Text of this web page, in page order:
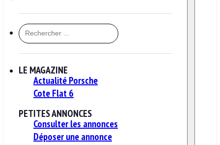
RECHERCHER
LE MAGAZINE
Actualité Porsche
Cote Flat 6
PETITES ANNONCES
Consulter les annonces
Déposer une annonce